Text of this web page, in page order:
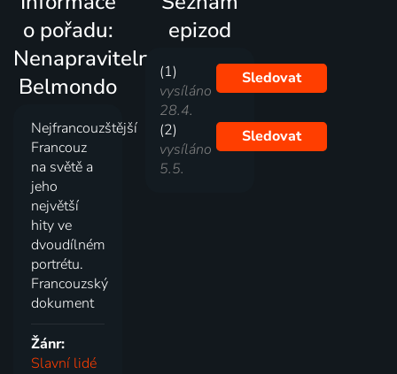
o pořadu:
Nenapravitelný
Belmondo
Nejfrancouzštější
Francouz
na světě a
jeho
největší
hity ve
dvoudílném
portrétu.
Francouzský
dokument
Žánr:
Slavní lidé
epizod
(1)
vysíláno
28.4.
Sledovat
(2)
vysíláno
5.5.
Sledovat